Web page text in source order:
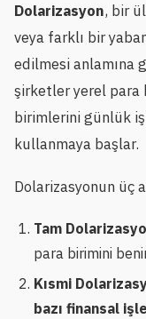
Dolarizasyon, bir
veya farklı bir
edilmesi anlamına
şirketler yerel para
birimlerini günlük
kullanmaya başlar.
Dolarizasyonun üç
Tam
para birimini
Kısmi
bazı finansal